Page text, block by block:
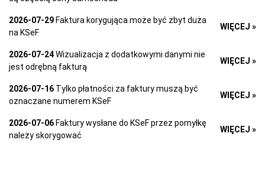
2026-07-29 Faktura korygująca może być zbyt duża
na KSeF
WIĘCEJ »
2026-07-24Wizualizacja z dodatkowymi danymi nie
jest odrębną fakturą
WIĘCEJ »
2026-07-16 Tylko płatności za faktury muszą być
oznaczane numerem KSeF
WIĘCEJ »
2026-07-06 Faktury wysłane do KSeF przez pomyłkę
należy skorygować
WIĘCEJ »